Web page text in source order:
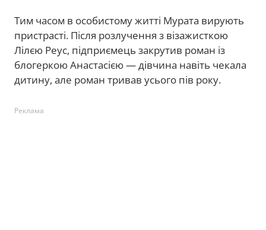
Тим часом в особистому житті Мурата вирують
пристрасті. Після розлучення з візажисткою
Лілєю Реус, підприємець закрутив роман із
блогеркою Анастасією — дівчина навіть чекала
дитину, але роман тривав усього пів року.
Реклама